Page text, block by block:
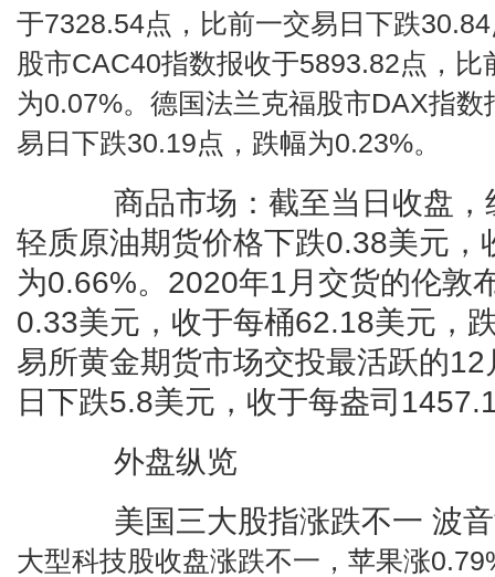
于7328.54点，比前一交易日下跌
股市CAC40指数报收于5893.82点，
为0.07%。德国法兰克福股市DAX指
易日下跌30.19点，跌幅为0.23%。
商品市场：截至当日收盘，
轻质原油期货价格下跌0.38美元
为0.66%。2020年1月交货的伦敦
0.33美元，收于每桶62.18美元，
易所黄金期货市场交投最活跃的
日下跌5.8美元，收于每盎司
外盘纵览
美国三大股指涨跌不一 波音
大型科技股收盘涨跌不一，苹果涨